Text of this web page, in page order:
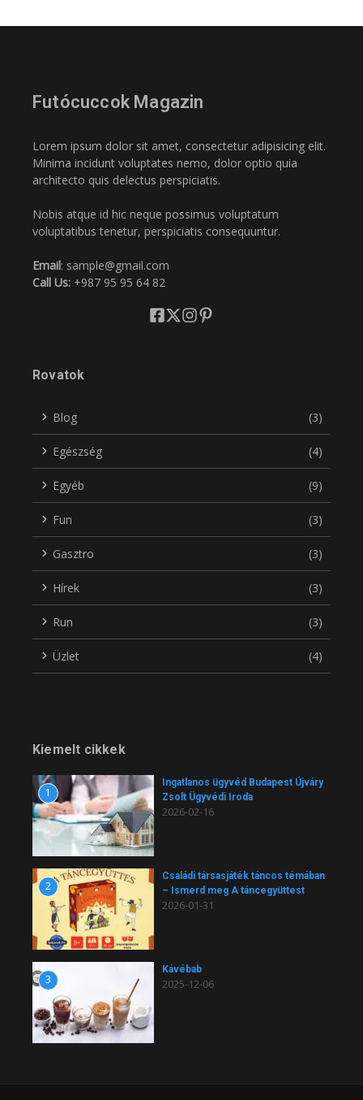
Futócuccok Magazin
Lorem ipsum dolor sit amet, consectetur adipisicing elit.
Minima incidunt voluptates nemo, dolor optio quia
architecto quis delectus perspiciatis.
Nobis atque id hic neque possimus voluptatum
voluptatibus tenetur, perspiciatis consequuntur.
Email: sample@gmail.com
Call Us: +987 95 95 64 82
Rovatok
Blog (3)
Egészség (4)
Egyéb (9)
Fun (3)
Gasztro (3)
Hírek (3)
Run (3)
Üzlet (4)
Kiemelt cikkek
1
Ingatlanos ügyvéd Budapest Újváry
Zsolt Ügyvédi Iroda
2026-02-16
2
Családi társasjáték táncos témában
– Ismerd meg A táncegyüttest
2026-01-31
3
Kávébab
2025-12-06